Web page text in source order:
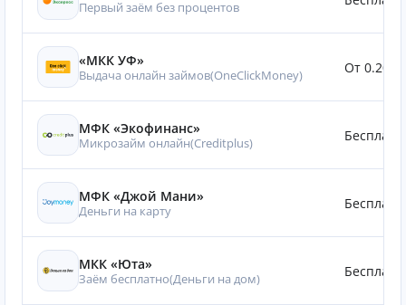
Первый заём без процентов
«МКК УФ»
Выдача онлайн займов(OneClickMoney) От 0.20%
МФК «Экофинанс»
Микрозайм онлайн(Creditplus)
МФК «Джой Мани»
Деньги на карту
МКК «Юта»
Заём бесплатно(Деньги на дом)